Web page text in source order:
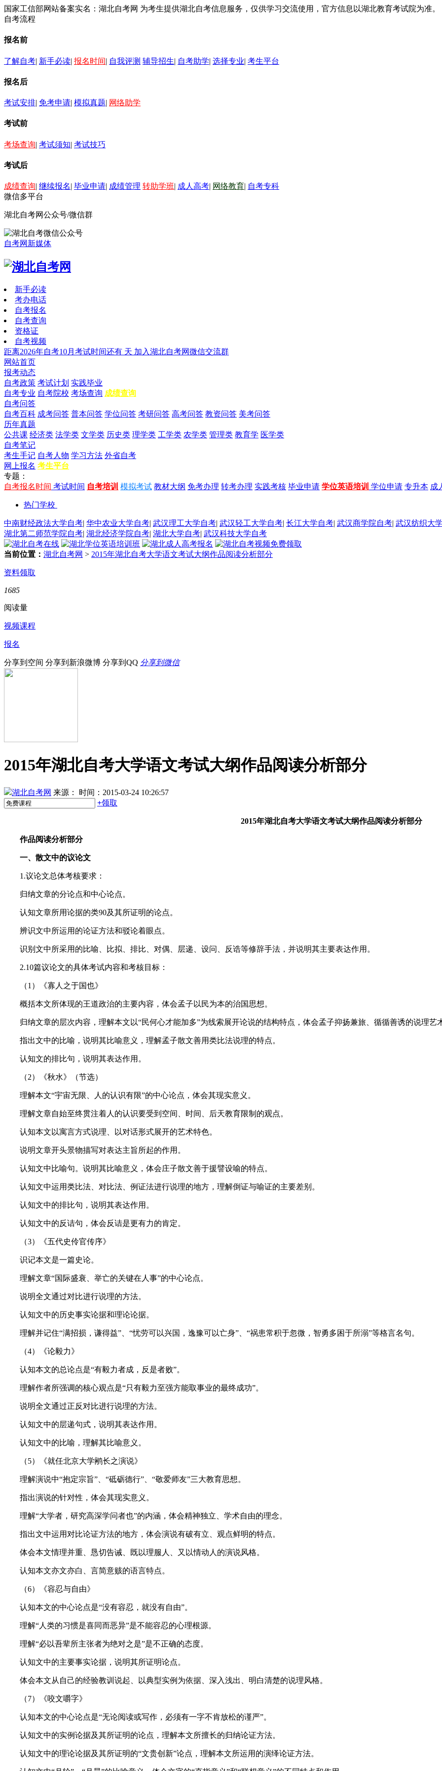
国家工信部网站备案实名：湖北自考网 为考生提供湖北自考信息服务，仅供学习交流使用，官方信息以湖北教育考试院为准。
自考流程
报名前
了解自考| 新手必读| 报名时间| 自我评测 辅导招生| 自考助学| 选择专业| 考生平台
报名后
考试安排| 免考申请| 模拟真题| 网络助学
考试前
考场查询| 考试须知| 考试技巧
考试后
成绩查询| 继续报名| 毕业申请| 成绩管理 转助学班| 成人高考| 网络教育| 自考专科
微信多平台
湖北自考网公众号/微信群
自考网新媒体
新手必读
考办电话
自考报名
自考查询
资格证
自考视频
距离2026年自考10月考试时间还有 天 加入湖北自考网微信交流群
网站首页
报考动态
自考政策 考试计划 实践毕业
自考专业 自考院校 考场查询 成绩查询
自考问答
自考百科 成考问答 普本问答 学位问答 考研问答 高考问答 教资问答 美考问答
历年真题
公共课 经济类 法学类 文学类 历史类 理学类 工学类 农学类 管理类 教育学 医学类
自考笔记
考生手记 自考人物 学习方法 外省自考
网上报名 考生平台
专题：
自考报名时间 考试时间 自考培训 模拟考试 教材大纲 免考办理 转考办理 实践考核 毕业申请 学位英语培训 学位申请 专升本 成
热门学校
中南财经政法大学自考| 华中农业大学自考| 武汉理工大学自考| 武汉轻工大学自考| 长江大学自考| 武汉商学院自考| 武汉纺织大
湖北第二师范学院自考| 湖北经济学院自考| 湖北大学自考| 武汉科技大学自考
当前位置： 湖北自考网 > 2015年湖北自考大学语文考试大纲作品阅读分析部分
资料领取
1685
阅读量
视频课程
报名
分享到空间 分享到新浪微博 分享到QQ 分享到微信
2015年湖北自考大学语文考试大纲作品阅读分析部分
湖北自考网 来源：
时间：2015-03-24 10:26:57
+领取
2015年湖北自考大学语文考试大纲作品阅读分析部分
作品阅读分析部分
一、散文中的议论文
1.议论文总体考核要求：
归纳文章的分论点和中心论点。
认知文章所用论据的类90及其所证明的论点。
辨识文中所运用的论证方法和驳论着眼点。
识别文中所采用的比喻、比拟、排比、对偶、层递、设问、反诰等修辞手法，并说明其主要表达作用。
2.10篇议论文的具体考试内容和考核目标：
（1）《寡人之于国也》
概括本文所体现的王道政治的主要内容，体会孟子以民为本的治国思想。
归纳文章的层次内容，理解本文以“民何心才能加多”为线索展开论说的结构特点，体会孟子抑扬兼旅、循循善诱的说理艺
指出文中的比喻，说明其比喻意义，理解孟子散文善用类比法说理的特点。
认知文的排比句，说明其表达作用。
（2）《秋水》（节选）
理解本文“宇宙无限、人的认识有限”的中心论点，体会其现实意义。
理解文章自始至终贯注着人的认识要受到空间、时间、后天教育限制的观点。
认知本文以寓言方式说理、以对话形式展开的艺术特色。
说明文章开头景物描写对表达主旨所起的作用。
认知文中比喻句。说明其比喻意义，体会庄子散文善于援譬设喻的特点。
认知文中运用类比法、对比法、例证法进行说理的地方，理解倒证与喻证的主要差别。
认知文中的排比句，说明其表达作用。
认知文中的反诘句，体会反诘是更有力的肯定。
（3）《五代史伶官传序》
识记本文是一篇史论。
理解文章“国际盛衰、举亡的关键在人事”的中心论点。
说明全文通过对比进行说理的方法。
认知文中的历史事实论据和理论论据。
理解并记住“满招损，谦得益”、“忧劳可以兴国，逸豫可以亡身”、“祸患常积于忽微，智勇多困于所溺”等格言名句。
（4）《论毅力》
认知本文的总论点是“有毅力者成，反是者败”。
理解作者所强调的核心观点是“只有毅力至强方能取事业的最终成功”。
说明全文通过正反对比进行说理的方法。
认知文中的层递句式，说明其表达作用。
认知文中的比喻，理解其比喻意义。
（5）《就任北京大学鹇长之演说》
理解演说中“抱定宗旨”、“砥砺德行”、“敬爱师友”三大教育思想。
指出演说的针对性，体会其现实意义。
理解“大学者，研究高深学问者也”的内涵，体会精神独立、学术自由的理念。
指出文中运用对比论证方法的地方，体会演说有破有立、观点鲜明的特点。
体会本文情理并重、恳切告诫、既以理服人、又以情动人的演说风格。
认知本文亦文亦白、言简意赅的语言特点。
（6）《容忍与自由》
认知本文的中心论点是“没有容忍，就没有自由”。
理解“人类的习惯是喜同而恶异”是不能容忍的心理根源。
理解“必以吾辈所主张者为绝对之是”是不正确的态度。
认知文中的主要事实论据，说明其所证明论点。
体会本文从自己的经验教训说起、以典型实例为依据、深入浅出、明白清楚的说理风格。
（7）《咬文嚼字》
认知本文的中心论点是“无论阅读或写作，必须有一字不肯放松的谨严”。
认知文中的实例论据及其所证明的论点，理解本文所擅长的归纳论证方法。
认知文中的理论论据及其所证明的“文贵创新”论点，理解本文所运用的演绎论证方法。